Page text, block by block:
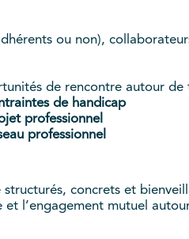
ou non),
de rencontre autour de
de handicap
professionnel
professionnel
structurés, concrets et
l’engagement mutuel